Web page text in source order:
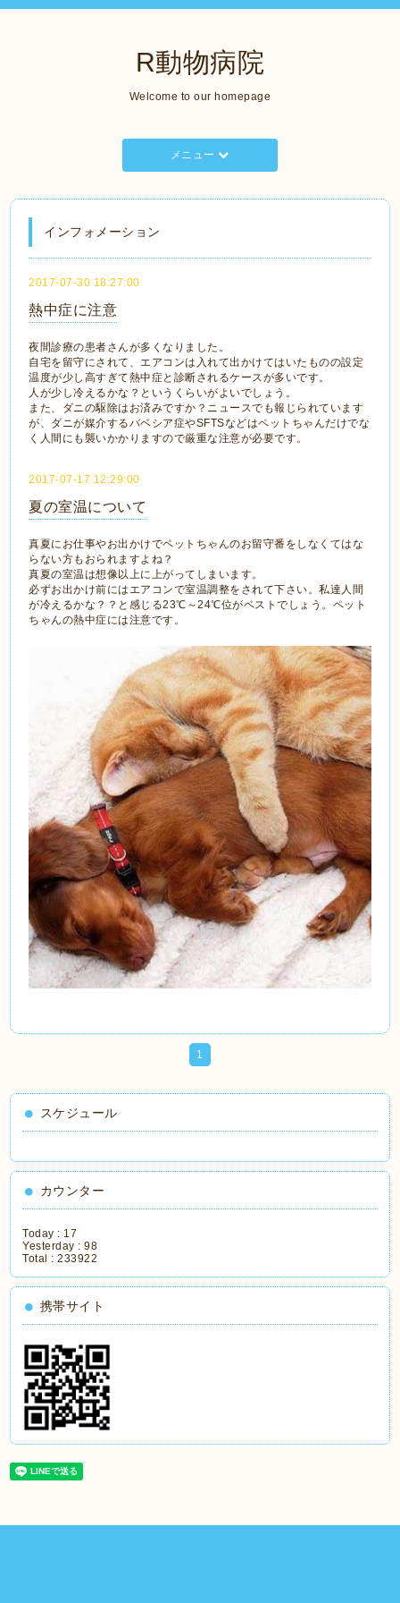
R動物病院
Welcome to our homepage
メニュー
インフォメーション
2017-07-30 18:27:00
熱中症に注意
夜間診療の患者さんが多くなりました。
自宅を留守にされて、エアコンは入れて出かけてはいたものの設定
温度が少し高すぎて熱中症と診断されるケースが多いです。
人が少し冷えるかな？というくらいがよいでしょう。
また、ダニの駆除はお済みですか？ニュースでも報じられています
が、ダニが媒介するバベシア症やSFTSなどはペットちゃんだけでな
く人間にも襲いかかりますので厳重な注意が必要です。
2017-07-17 12:29:00
夏の室温について
真夏にお仕事やお出かけでペットちゃんのお留守番をしなくてはな
らない方もおられますよね？
真夏の室温は想像以上に上がってしまいます。
必ずお出かけ前にはエアコンで室温調整をされて下さい。私達人間
が冷えるかな？？と感じる23℃～24℃位がベストでしょう。ペット
ちゃんの熱中症には注意です。
1
スケジュール
カウンター
Today : 17
Yesterday :98
Total :233922
携帯サイト